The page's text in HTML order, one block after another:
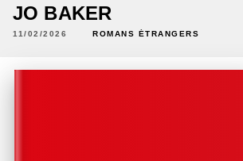
JO BAKER
11/02/2026 ROMANS ÉTRANGERS